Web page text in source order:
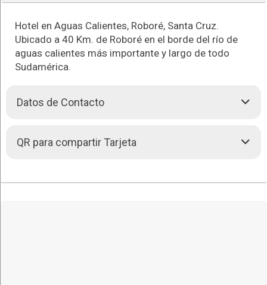
Hotel en Aguas Calientes, Roboré, Santa Cruz.
Ubicado a 40 Km. de Roboré en el borde del río de
aguas calientes más importante y largo de todo
Sudamérica.
Datos de Contacto
Carretera Santa Cruz, Puerto Suárez. -
QR para compartir Tarjeta